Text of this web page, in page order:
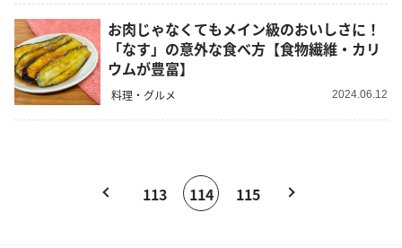
お肉じゃなくてもメイン級のおいしさに！
「なす」の意外な食べ方【食物繊維・カリ
ウムが豊富】
料理・グルメ 2024.06.12
113 114 115